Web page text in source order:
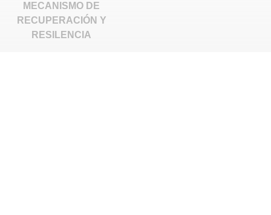
MECANISMO DE
RECUPERACIÓN Y
RESILENCIA